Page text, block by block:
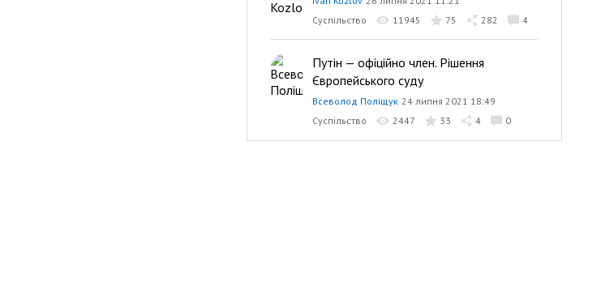
Суспільство
11945 75 282 4
Путін — офіційно член. Рішення
Європейського суду
Всеволод Поліщук 24 липня 2021 18:49
Суспільство
2447 33 4 0